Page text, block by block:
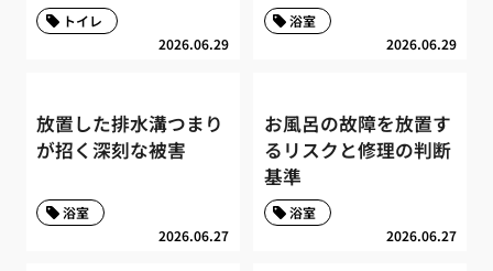
2026.06.29
トイレ
2026.06.29
浴室
放置した排水溝つまり
が招く深刻な被害
2026.06.27
浴室
お風呂の故障を放置す
るリスクと修理の判断
基準
2026.06.27
浴室